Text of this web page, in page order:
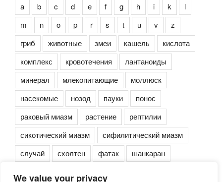
We value your privacy
a b c d e f g h i k
l
m
n o p r s t u v
z
гриб
животные змеи кашель
кислота
комплекс
кровотечения
лантаноиды
минерал
млекопитающие
моллюск
насекомые
нозод пауки
понос
раковый миазм
растение
рептилии
сикотический миазм
сифилитический миазм
случай
схолтен фатак шанкаран